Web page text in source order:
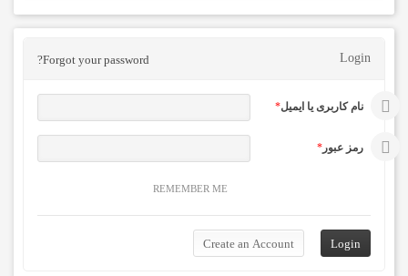
Login
Forgot your password?
نام کاربری یا ایمیل*
رمز عبور *
REMEMBER ME